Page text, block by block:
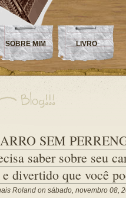
SOBRE MIM LIVRO
SEM
saber sobre seu
divertido que você
Rolandon sábado, novembro 08,